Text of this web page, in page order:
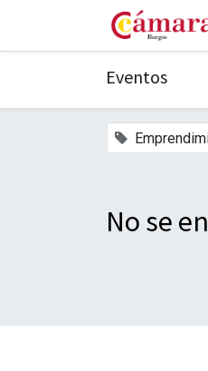
Eventos
No se